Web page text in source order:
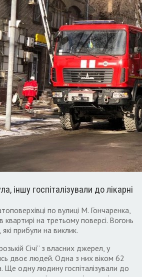
іншу госпіталізували до лікарні
по вулиці М. Гончаренка,
квартирі на третьому поверсі. Вогонь
прибули на виклик.
Січі” з власних джерел, у
двоє людей. Одна з них віком 62
Ще одну людину госпіталізували до